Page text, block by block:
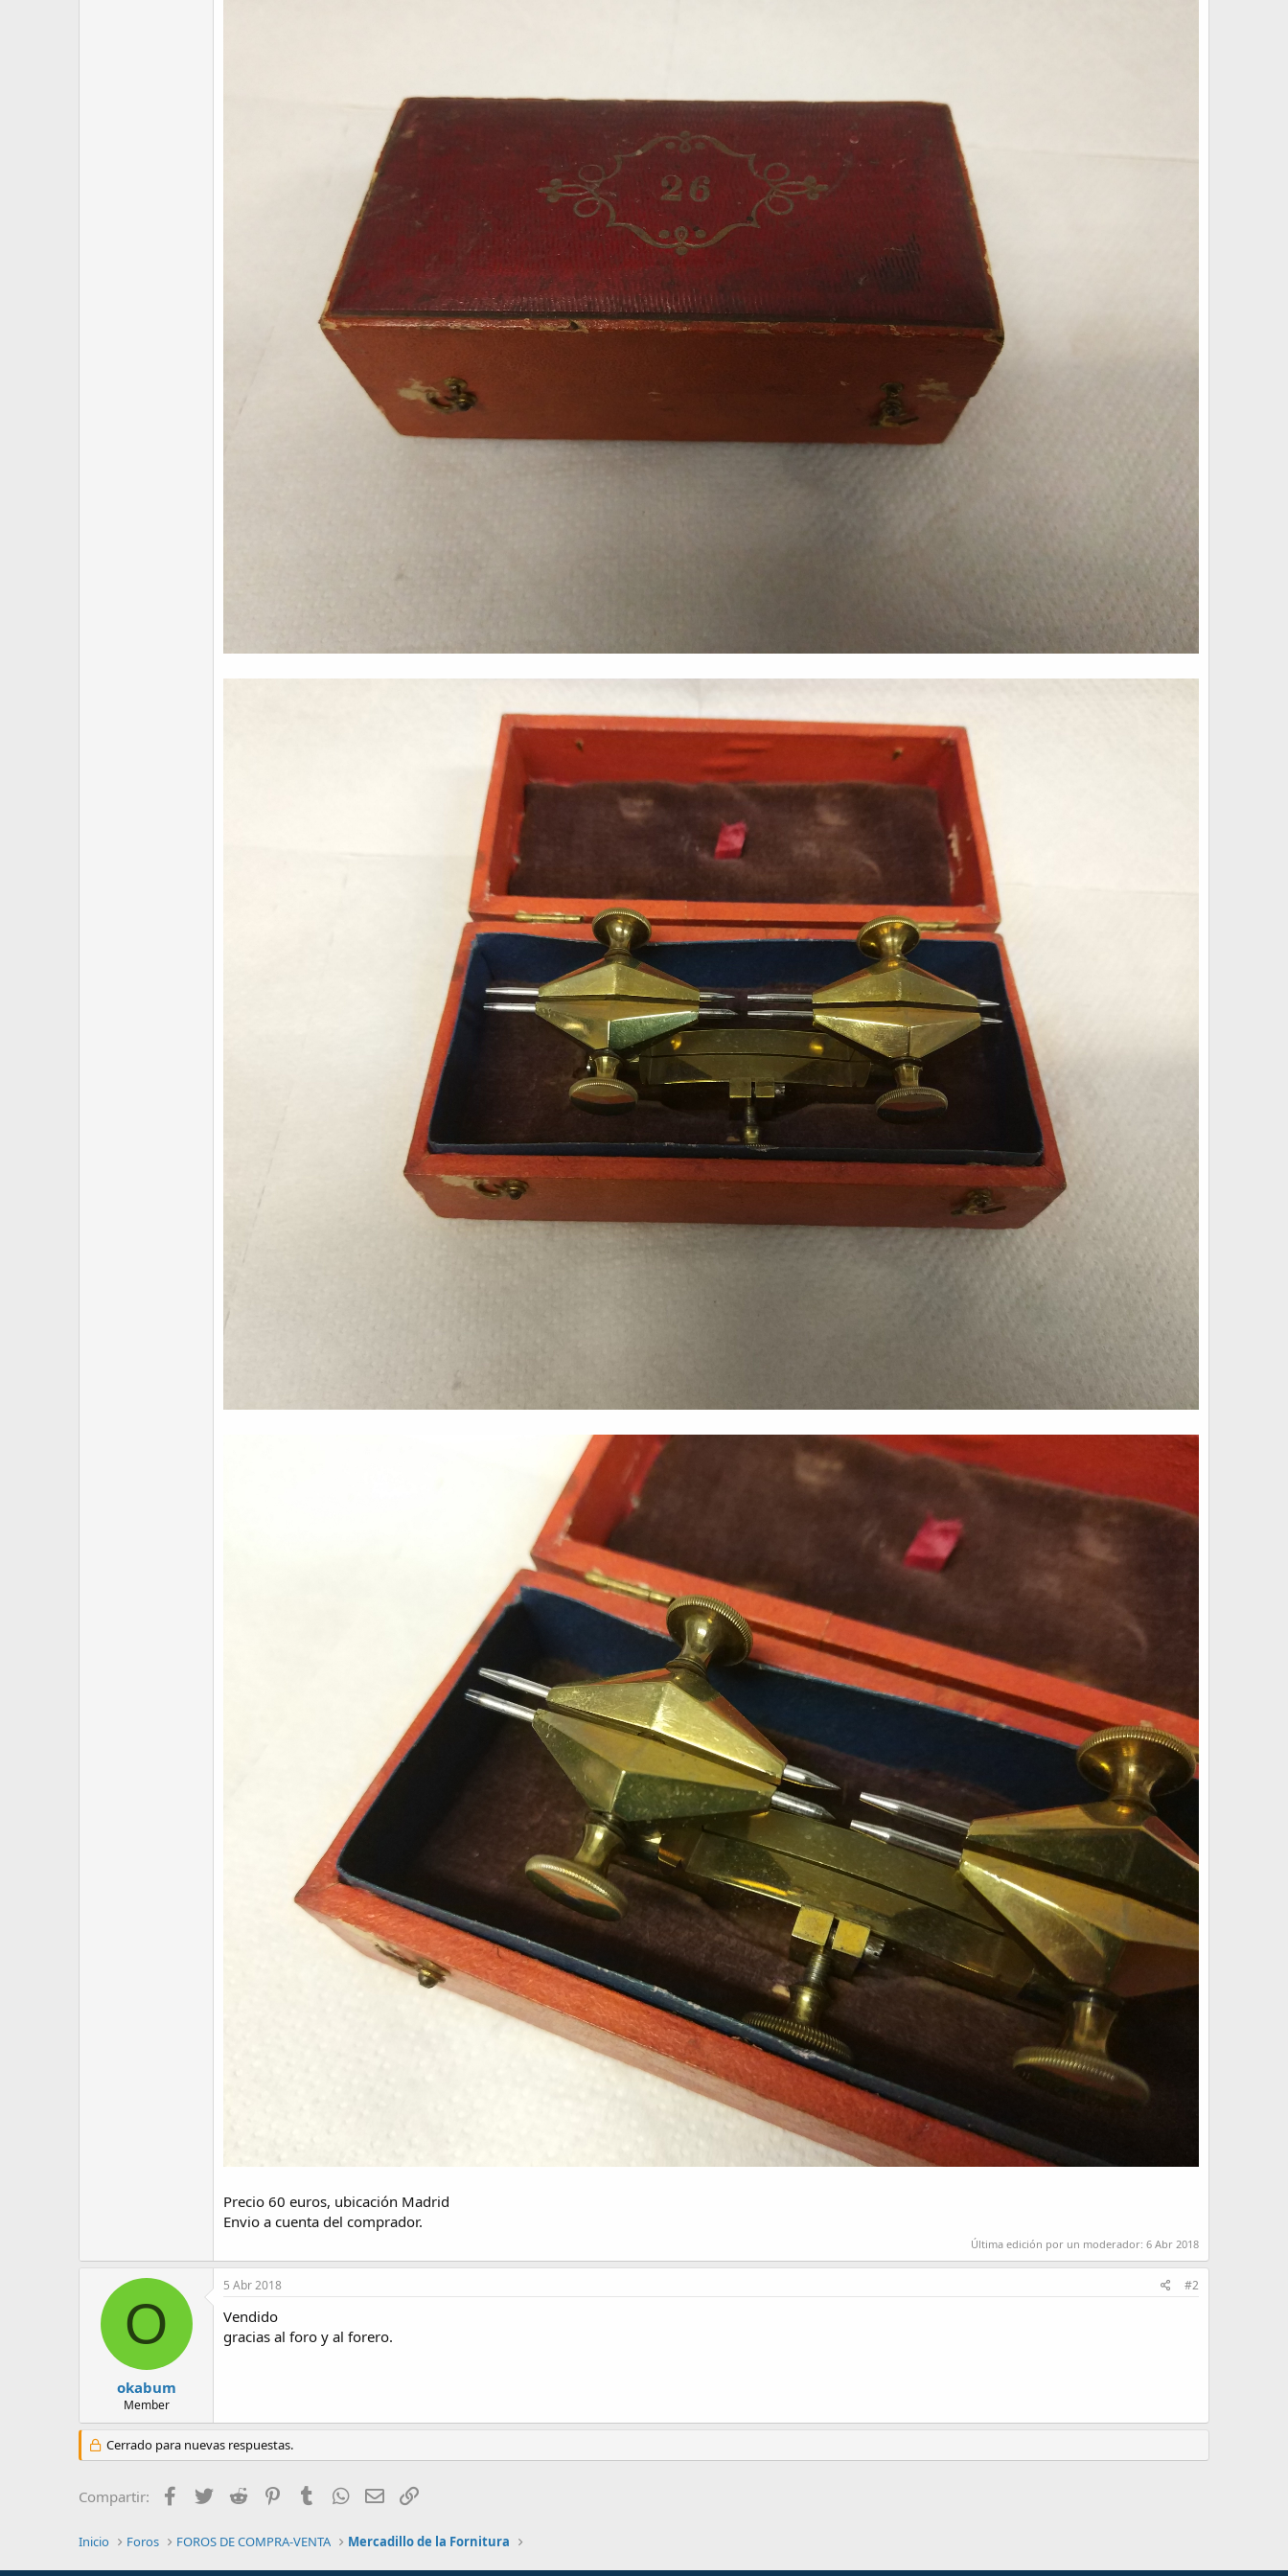
Precio 60 euros, ubicación Madrid
Envio a cuenta del comprador.
Última edición por un moderador: 6 Abr 2018
O
okabum
Member
5 Abr 2018 #2
Vendido
gracias al foro y al forero.
Cerrado para nuevas respuestas.
Compartir: Facebook
Twitter Reddit PinterestTumblrWhatsApp
Email
Inicio Foros FOROS DE COMPRA-VENTA Mercadillo de la Fornitura